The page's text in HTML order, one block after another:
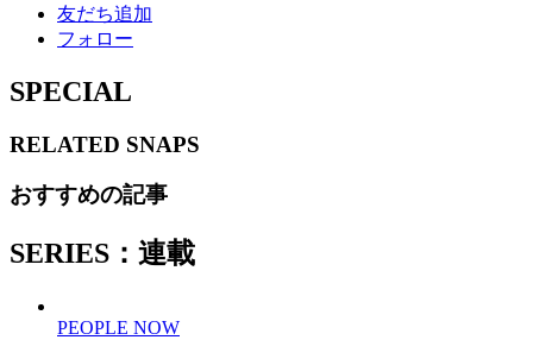
友だち追加
フォロー
SPECIAL
RELATED SNAPS
おすすめの記事
SERIES：連載
PEOPLE NOW